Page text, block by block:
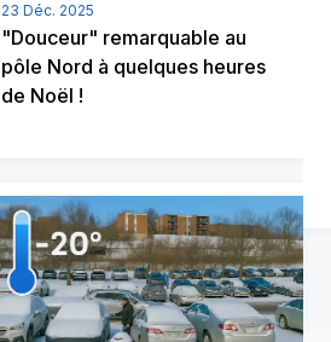
23 Déc. 2025
"Douceur" remarquable au
pôle Nord à quelques heures
de Noël !